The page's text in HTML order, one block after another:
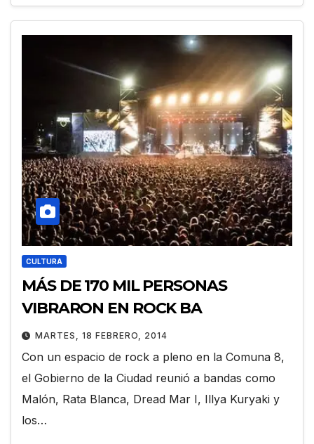
CULTURA
MÁS DE 170 MIL PERSONAS
VIBRARON EN ROCK BA
MARTES, 18 FEBRERO, 2014
Con un espacio de rock a pleno en la Comuna 8,
el Gobierno de la Ciudad reunió a bandas como
Malón, Rata Blanca, Dread Mar I, Illya Kuryaki y
los…